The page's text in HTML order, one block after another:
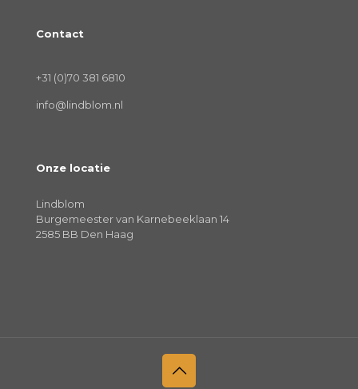
Contact
+31 (0)70 381 6810
info@lindblom.nl
Onze locatie
Lindblom
Burgemeester van Karnebeeklaan 14
2585 BB Den Haag